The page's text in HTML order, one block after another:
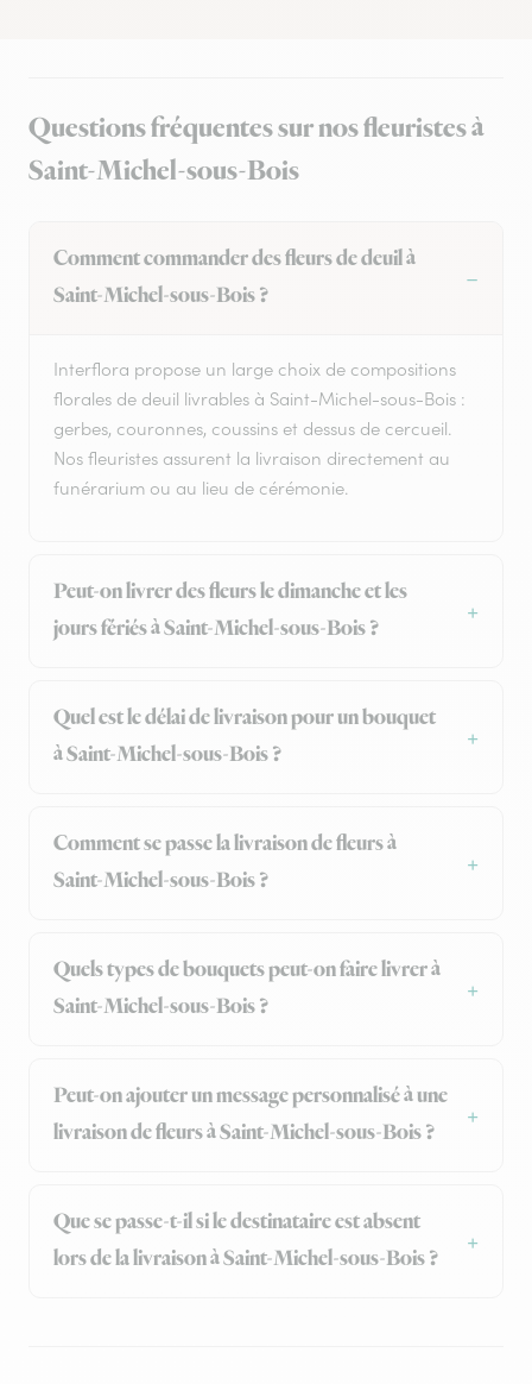
Questions fréquentes sur nos fleuristes à
Saint-Michel-sous-Bois
Comment commander des fleurs de deuil à
Saint-Michel-sous-Bois ?
Interflora propose un large choix de compositions
florales de deuil livrables à Saint-Michel-sous-Bois :
gerbes, couronnes, coussins et dessus de cercueil.
Nos fleuristes assurent la livraison directement au
funérarium ou au lieu de cérémonie.
Peut-on livrer des fleurs le dimanche et les
jours fériés à Saint-Michel-sous-Bois ?
Quel est le délai de livraison pour un bouquet
à Saint-Michel-sous-Bois ?
Comment se passe la livraison de fleurs à
Saint-Michel-sous-Bois ?
Quels types de bouquets peut-on faire livrer à
Saint-Michel-sous-Bois ?
Peut-on ajouter un message personnalisé à une
livraison de fleurs à Saint-Michel-sous-Bois ?
Que se passe-t-il si le destinataire est absent
lors de la livraison à Saint-Michel-sous-Bois ?